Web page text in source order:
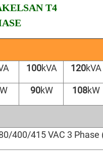
T4
100kVA 120kVA
90kW 108kW
400/415 VAC 3 Phase